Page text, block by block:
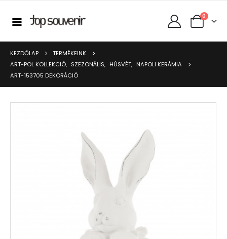
0
KEZDŐLAP
TERMÉKEINK
ART-POL KOLLEKCIÓ, SZEZONÁLIS, HÚSVÉT, NAPOLI KERÁMIA
ART-153705 DEKORÁCIÓ